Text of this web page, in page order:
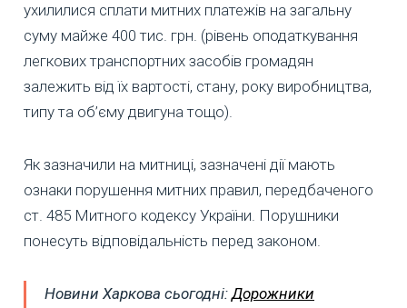
ухилилися сплати митних платежів на загальну
суму майже 400 тис. грн. (рівень оподаткування
легкових транспортних засобів громадян
залежить від їх вартості, стану, року виробництва,
типу та об’єму двигуна тощо).
Як зазначили на митниці, зазначені дії мають
ознаки порушення митних правил, передбаченого
ст. 485 Митного кодексу України. Порушники
понесуть відповідальність перед законом.
Новини Харкова сьогодні:Дорожники